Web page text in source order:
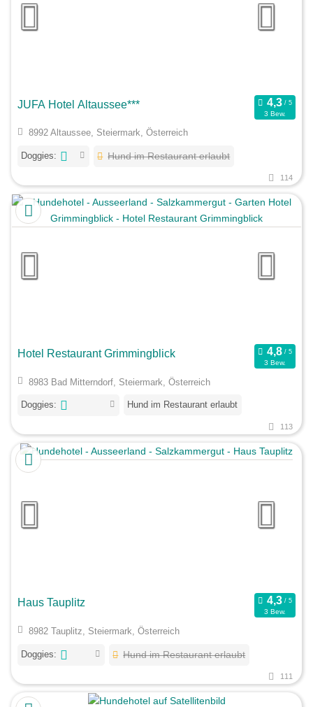
JUFA Hotel Altaussee***
3 Bew.
8992 Altaussee, Steiermark, Österreich
Doggies: Hund im Restaurant erlaubt
114
Hotel Restaurant Grimmingblick
3 Bew.
8983 Bad Mitterndorf, Steiermark, Österreich
Doggies: Hund im Restaurant erlaubt
113
Haus Tauplitz
3 Bew.
8982 Tauplitz, Steiermark, Österreich
Doggies: Hund im Restaurant erlaubt
111